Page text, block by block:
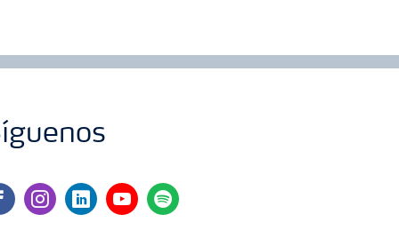
instagramlinkedinyoutubespotify